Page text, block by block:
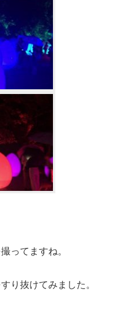
ってますね。
り抜けてみました。